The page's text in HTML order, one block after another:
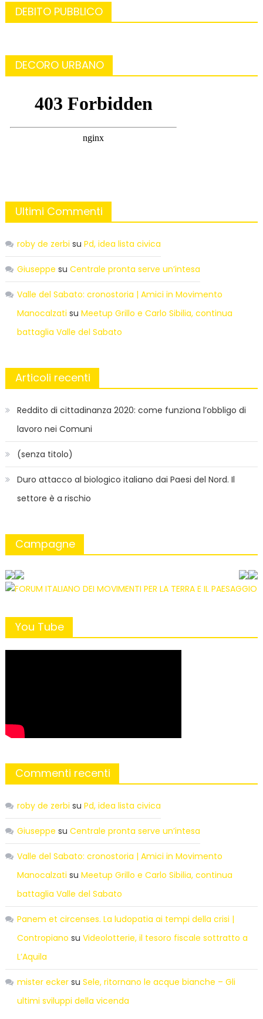
DEBITO PUBBLICO
DECORO URBANO
Ultimi Commenti
roby de zerbi su Pd, idea lista civica
Giuseppe su Centrale pronta serve un’intesa
Valle del Sabato: cronostoria | Amici in Movimento
Manocalzati su Meetup Grillo e Carlo Sibilia, continua
battaglia Valle del Sabato
Articoli recenti
Reddito di cittadinanza 2020: come funziona l’obbligo di
lavoro nei Comuni
(senza titolo)
Duro attacco al biologico italiano dai Paesi del Nord. Il
settore è a rischio
Campagne
You Tube
Commenti recenti
roby de zerbi su Pd, idea lista civica
Giuseppe su Centrale pronta serve un’intesa
Valle del Sabato: cronostoria | Amici in Movimento
Manocalzati su Meetup Grillo e Carlo Sibilia, continua
battaglia Valle del Sabato
Panem et circenses. La ludopatia ai tempi della crisi |
Contropiano su Videolotterie, il tesoro fiscale sottratto a
L’Aquila
mister eckersu Sele, ritornano le acque bianche – Gli
ultimi sviluppi della vicenda